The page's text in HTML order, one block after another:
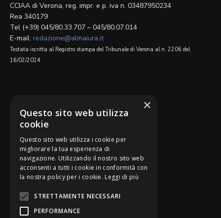
CCIAA di Verona, reg. impr. e p. iva n. 03487950234
Rea 340179
Tel (+39) 045/80.33.707 – 045/80.07.014
E-mail: redazione@almaiura.it
Testata iscritta al Registro stampa del Tribunale di Verona al n. 2206 del
16/02/2024
Be Bankers è ideato da
×
Questo sito web utilizza
cookie
Questo sito web utilizza i cookie per
migliorare la tua esperienza di
navigazione. Utilizzando il nostro sito web
acconsenti a tutti i cookie in conformità con
la nostra policy per i cookie. Leggi di più
STRETTAMENTE NECESSARI
PERFORMANCE